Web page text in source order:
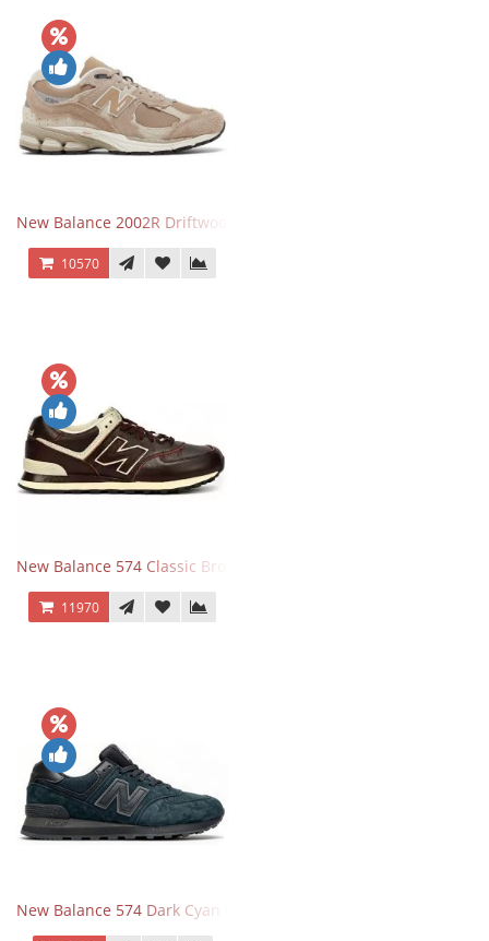
New Balance 2002R Driftwood Sea Salt бежевые
10570
New Balance 574 Classic Brown White
11970
New Balance 574 Dark Cyan Black Suede